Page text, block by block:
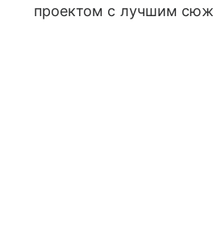
проектом с лучшим